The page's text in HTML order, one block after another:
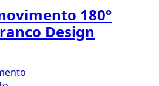
180°
Design